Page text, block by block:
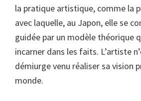
la pratique artistique, comme la
avec laquelle, au Japon, elle se
guidée par un modèle théorique
incarner dans les faits. L’artiste
démiurge venu réaliser sa vision
monde.